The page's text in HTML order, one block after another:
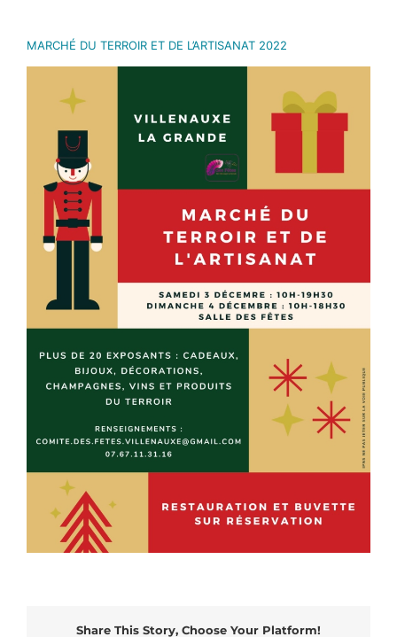
MARCHÉ DU TERROIR ET DE L’ARTISANAT 2022
Share This Story, Choose Your Platform!